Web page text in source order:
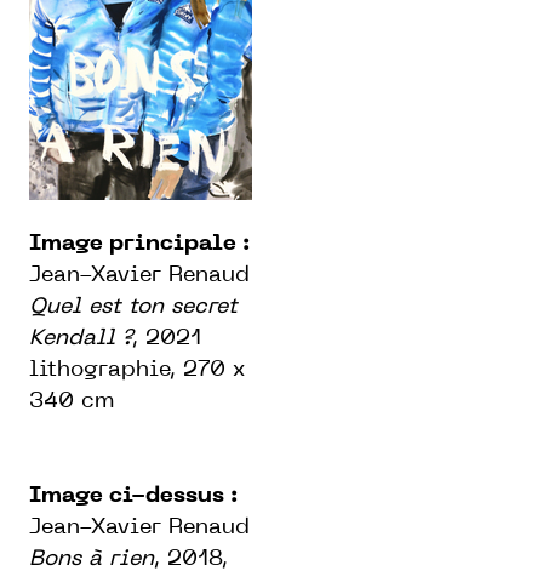
Image principale :
Jean-Xavier Renaud
Quel est ton secret
Kendall ?, 2021
lithographie, 270 x
340 cm
Image ci-dessus :
Jean-Xavier Renaud
Bons à rien, 2018,